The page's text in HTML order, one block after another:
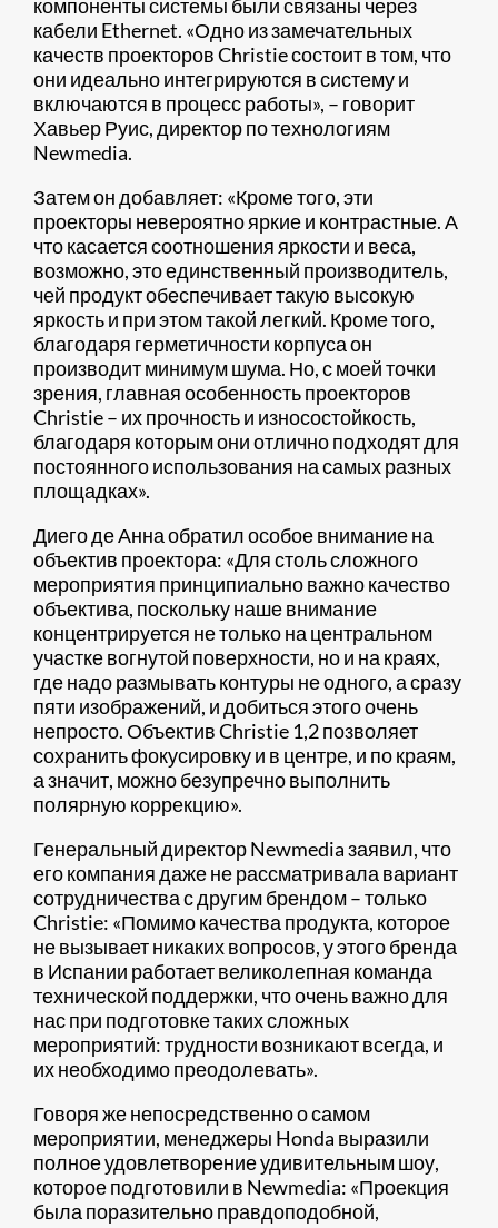
компоненты системы были связаны через
кабели Ethernet. «Одно из замечательных
качеств проекторов Christie состоит в том, что
они идеально интегрируются в систему и
включаются в процесс работы», – говорит
Хавьер Руис, директор по технологиям
Newmedia.
Затем он добавляет: «Кроме того, эти
проекторы невероятно яркие и контрастные. А
что касается соотношения яркости и веса,
возможно, это единственный производитель,
чей продукт обеспечивает такую высокую
яркость и при этом такой легкий. Кроме того,
благодаря герметичности корпуса он
производит минимум шума. Но, с моей точки
зрения, главная особенность проекторов
Christie – их прочность и износостойкость,
благодаря которым они отлично подходят для
постоянного использования на самых разных
площадках».
Диего де Анна обратил особое внимание на
объектив проектора: «Для столь сложного
мероприятия принципиально важно качество
объектива, поскольку наше внимание
концентрируется не только на центральном
участке вогнутой поверхности, но и на краях,
где надо размывать контуры не одного, а сразу
пяти изображений, и добиться этого очень
непросто. Объектив Christie 1,2 позволяет
сохранить фокусировку и в центре, и по краям,
а значит, можно безупречно выполнить
полярную коррекцию».
Генеральный директор Newmedia заявил, что
его компания даже не рассматривала вариант
сотрудничества с другим брендом – только
Christie: «Помимо качества продукта, которое
не вызывает никаких вопросов, у этого бренда
в Испании работает великолепная команда
технической поддержки, что очень важно для
нас при подготовке таких сложных
мероприятий: трудности возникают всегда, и
их необходимо преодолевать».
Говоря же непосредственно о самом
мероприятии, менеджеры Honda выразили
полное удовлетворение удивительным шоу,
которое подготовили в Newmedia: «Проекция
была поразительно правдоподобной,